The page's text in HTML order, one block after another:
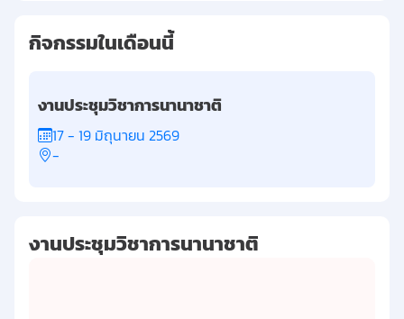
กิจกรรมในเดือนนี้
งานประชุมวิชาการนานาชาติ
17 - 19 มิถุนายน 2569
-
งานประชุมวิชาการนานาชาติ